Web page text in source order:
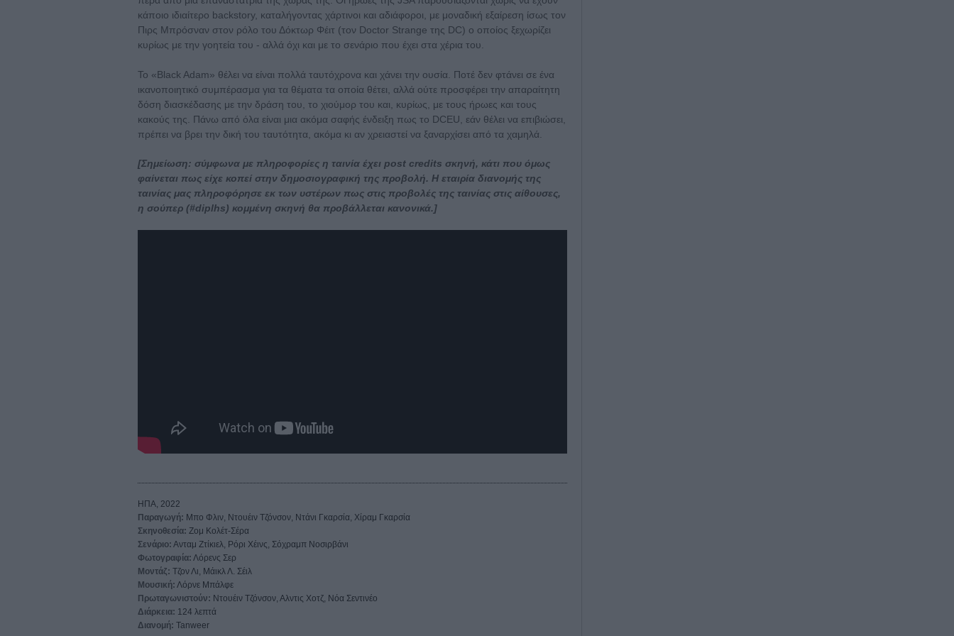
κάποιο ιδιαίτερο backstory, καταλήγοντας χάρτινοι και αδιάφοροι, με μοναδική εξαίρεση ίσως τον
Πιρς Μπρόσναν στον ρόλο του Δόκτωρ Φέιτ (τον Doctor Strange της DC) ο οποίος ξεχωρίζει
κυρίως με την γοητεία του - αλλά όχι και με το σενάριο που έχει στα χέρια του.
Το «Black Adam» θέλει να είναι πολλά ταυτόχρονα και χάνει την ουσία. Ποτέ δεν φτάνει σε ένα
ικανοποιητικό συμπέρασμα για τα θέματα τα οποία θέτει, αλλά ούτε προσφέρει την απαραίτητη
δόση διασκέδασης με την δράση του, το χιούμορ του και, κυρίως, με τους ήρωες και τους
κακούς της. Πάνω από όλα είναι μια ακόμα σαφής ένδειξη πως το DCEU, εάν θέλει να επιβιώσει,
πρέπει να βρει την δική του ταυτότητα, ακόμα κι αν χρειαστεί να ξαναρχίσει από τα χαμηλά.
[Σημείωση: σύμφωνα με πληροφορίες η ταινία έχει post credits σκηνή, κάτι που όμως
φαίνεται πως είχε κοπεί στην δημοσιογραφική της προβολή. Η εταιρία διανομής της
ταινίας μας πληροφόρησε εκ των υστέρων πως στις προβολές της ταινίας στις αίθουσες,
η σούπερ (#diplhs) κομμένη σκηνή θα προβάλλεται κανονικά.]
ΗΠΑ, 2022
Παραγωγή: Μπο Φλιν, Ντουέιν Τζόνσον, Ντάνι Γκαρσία, Χίραμ Γκαρσία
Σκηνοθεσία: Ζομ Κολέτ-Σέρα
Σενάριο: Ανταμ Ζτίκιελ, Ρόρι Χέινς, Σόχραμπ Νοσιρβάνι
Φωτογραφία: Λόρενς Σερ
Μοντάζ: Τζον Λι, Μάικλ Λ. Σέιλ
Μουσική: Λόρνε Μπάλφε
Πρωταγωνιστούν: Ντουέιν Τζόνσον, Αλντις Χοτζ, Νόα Σεντινέο
Διάρκεια: 124 λεπτά
Διανομή: Tanweer